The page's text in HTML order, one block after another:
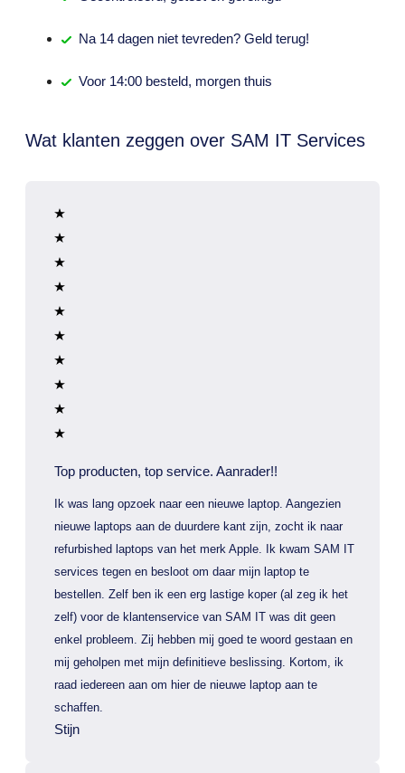
Na 14 dagenniet tevreden? Geld terug!
Voor 14:00 besteld, morgen thuis
Wat klanten zeggen over SAM IT Services
Top producten, top service. Aanrader!!
Ik was lang opzoek naar een nieuwe laptop. Aangezien
nieuwe laptops aan de duurdere kant zijn, zocht ik naar
refurbished laptops van het merk Apple. Ik kwam SAM IT
services tegen en besloot om daar mijn laptop te
bestellen. Zelf ben ik een erg lastige koper (al zeg ik het
zelf) voor de klantenservice van SAM IT was dit geen
enkel probleem. Zij hebben mij goed te woord gestaan en
mij geholpen met mijn definitieve beslissing. Kortom, ik
raad iedereen aan om hier de nieuwe laptop aan te
schaffen.
Stijn